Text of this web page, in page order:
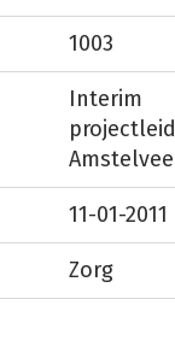
1003
Interim
11-01-2011
Zorg